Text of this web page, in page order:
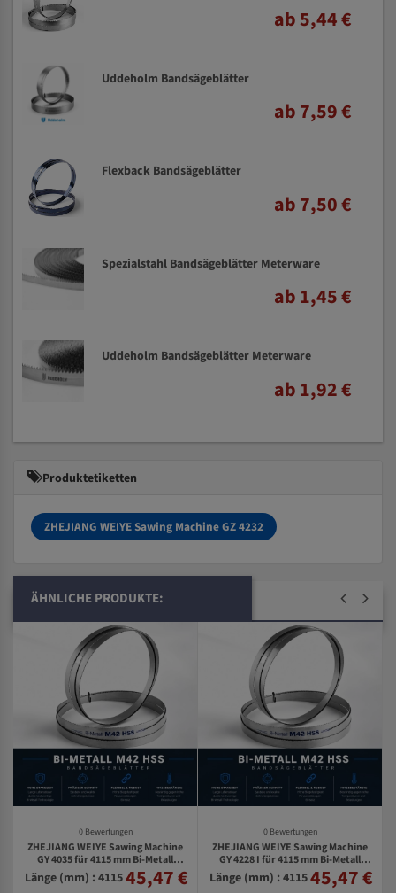
ab 5,44 €
Uddeholm Bandsägeblätter
ab 7,59 €
Flexback Bandsägeblätter
ab 7,50 €
Spezialstahl Bandsägeblätter Meterware
ab 1,45 €
Uddeholm Bandsägeblätter Meterware
ab 1,92 €
Produktetiketten
ZHEJIANG WEIYE Sawing Machine GZ 4232
ÄHNLICHE PRODUKTE:
0 Bewertungen
ZHEJIANG WEIYE Sawing Machine
GY 4035 für 4115 mm Bi-Metall
Bandsägeblätter
Länge (mm) : 411545,47 €
0 Bewertungen
ZHEJIANG WEIYE Sawing Machine
GY 4228 I für 4115 mm Bi-Metall
Bandsägeblätter
Länge (mm) : 411545,47 €